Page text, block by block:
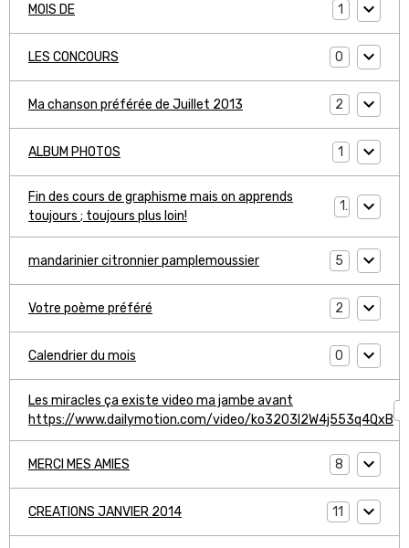
MOIS DE 1
LES CONCOURS 0
Ma chanson préférée de Juillet 2013 2
ALBUM PHOTOS 1
Fin des cours de graphisme mais on apprends
toujours ; toujours plus loin!
1
mandarinier citronnier pamplemoussier 5
Votre poème préféré 2
Calendrier du mois 0
Les miracles ça existe video ma jambe avant
https://www.dailymotion.com/video/ko3203l2W4j553q4QxB
MERCI MES AMIES 8
CREATIONS JANVIER 2014 11